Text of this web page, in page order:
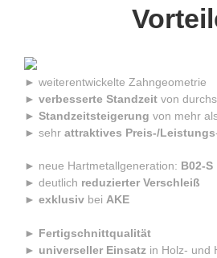
► weiterentwickelte Zahngeometrie
► verbesserte Standzeit von
► Standzeitsteigerung von mehr
► sehr attraktives Preis-/Leistungs
► neue Hartmetallgeneration: B02-S
► deutlich reduzierter Verschleiß
► exklusiv bei AKE
► Fertigschnittqualität
► universeller Einsatz in Holz- und